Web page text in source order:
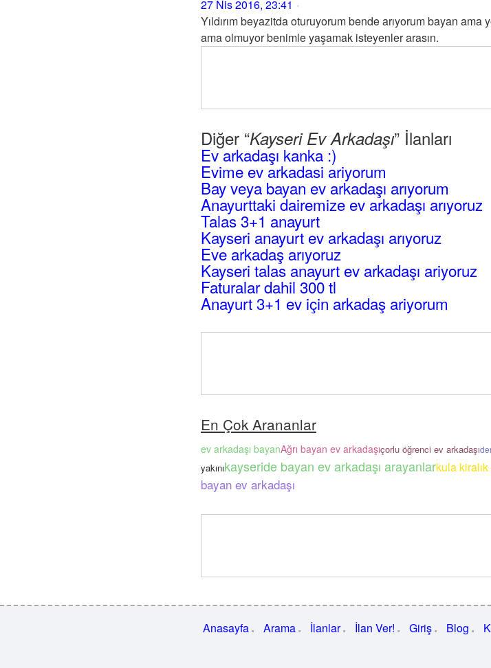
27 Nis 2016, 23:41
Yıldırım beyazitda oturuyorum bende arıyorum bayan ama
ama olmuyor benimle yaşamak isteyenler arasın.
Diğer “Kayseri Ev Arkadaşı” İlanları
Ev arkadaşı kanka :)
Evime ev arkadasi ariyorum
Bay veya bayan ev arkadaşı arıyorum
Anayurttaki dairemize ev arkadaşı arıyoruz
Talas 3+1 anayurt
Kayseri anayurt ev arkadaşı arıyoruz
Eve arkadaş arıyoruz
Kayseri talas anayurt ev arkadaşı ariyoruz
Faturalar dahil 300 tl
Anayurt 3+1 ev için arkadaş ariyorum
En Çok Arananlar
ev arkadaşı bayanAğrı bayan ev arkadaşıçorlu öğrenci ev arkadaşı
yakınıkayseride bayan ev arkadaşı arayanlarkula
bayan ev arkadaşı
Anasayfa Arama İlanlar İlan Ver! Giriş Blog